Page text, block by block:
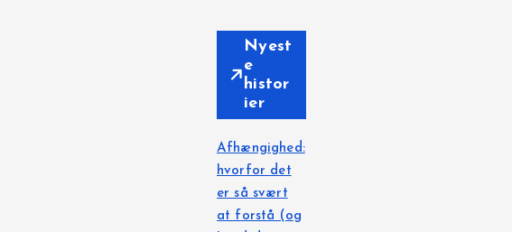
Nyest
e
histor
ier
Afhængighed:
hvorfor det
er så svært
at forstå (og